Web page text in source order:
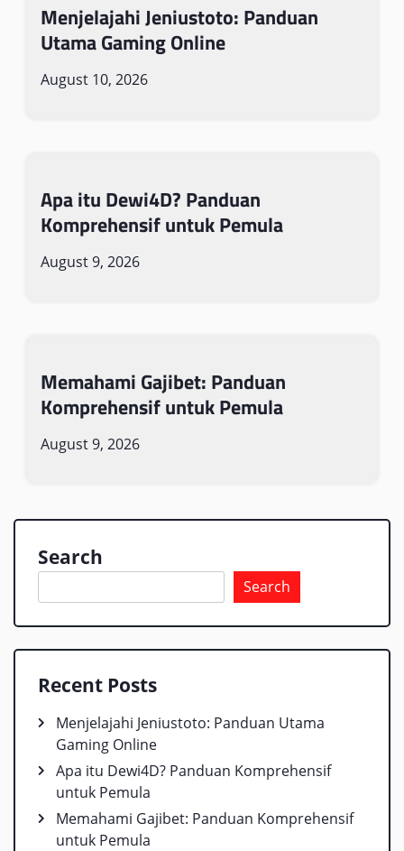
Menjelajahi Jeniustoto: Panduan
Utama Gaming Online
August 10, 2026
Apa itu Dewi4D? Panduan
Komprehensif untuk Pemula
August 9, 2026
Memahami Gajibet: Panduan
Komprehensif untuk Pemula
August 9, 2026
Search
Search
Recent Posts
Menjelajahi Jeniustoto: Panduan Utama
Gaming Online
Apa itu Dewi4D? Panduan Komprehensif
untuk Pemula
Memahami Gajibet: Panduan Komprehensif
untuk Pemula